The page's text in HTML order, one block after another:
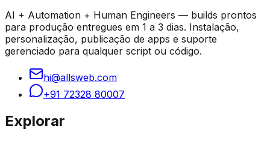
AI + Automation + Human Engineers — builds prontos
para produção entregues em 1 a 3 dias. Instalação,
personalização, publicação de apps e suporte
gerenciado para qualquer script ou código.
hi@allsweb.com
+91 72328 80007
Explorar